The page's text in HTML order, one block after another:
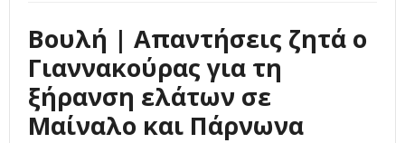
Βουλή | Απαντήσεις ζητά ο
Γιαννακούρας για τη
ξήρανση ελάτων σε
Μαίναλο και Πάρνωνα